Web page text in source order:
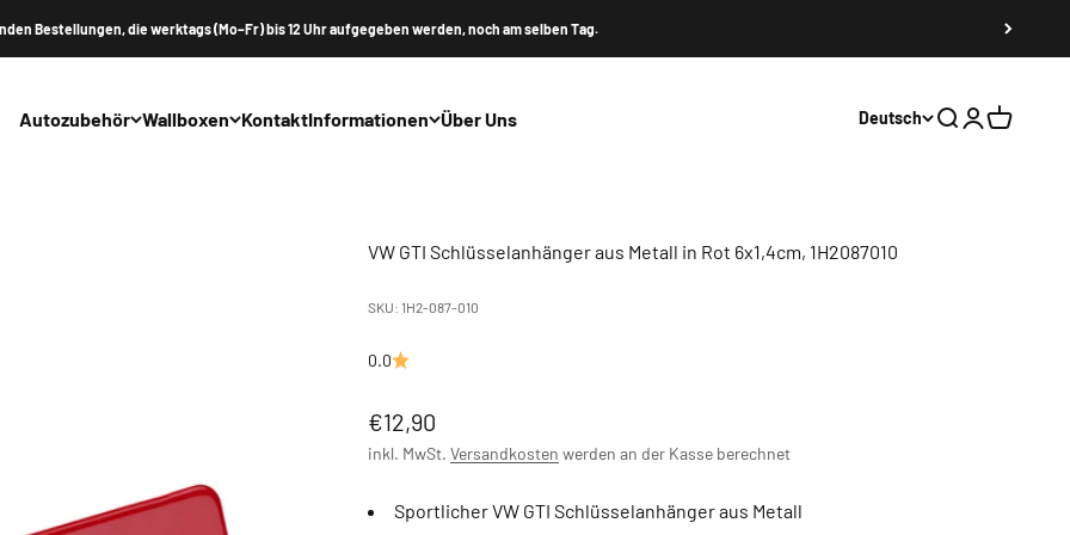
Bestellungen, die werktags (Mo–Fr) bis 12 Uhr aufgegeben werden, noch am selben Tag.
Autozubehör Wallboxen KontaktInformationen Über Uns Deutsch SucheAnmelden
VW GTI Schlüsselanhänger aus Metall in Rot 6x1,4cm, 1H2087010
SKU: 1H2-087-010
0.0
Angebot
€12,90
inkl. MwSt. Versandkosten werden an der Kasse berechnet
Sportlicher VW GTI Schlüsselanhänger aus Metall